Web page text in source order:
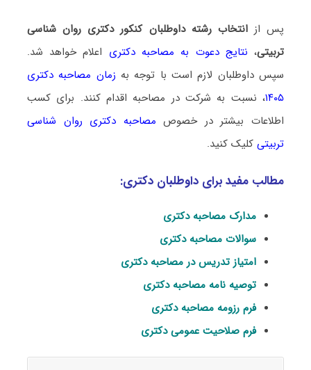
پس ازانتخاب رشته داوطلبان کنکور دکتری روان شناسی
تربیتی، نتایج دعوت به مصاحبه دکتری اعلام خواهد شد.
سپس داوطلبان لازم است با توجه به زمان مصاحبه دکتری
۱۴۰۵، نسبت به شرکت در مصاحبه اقدام کنند. برای کسب
اطلاعات بیشتر در خصوص مصاحبه دکتری روان شناسی
تربیتیکلیک کنید.
مطالب مفید برای داوطلبان دکتری:
مدارک مصاحبه دکتری
سوالات مصاحبه دکتری
امتیاز تدریس در مصاحبه دکتری
توصیه نامه مصاحبه دکتری
فرم رزومه مصاحبه دکتری
فرم صلاحیت عمومی دکتری